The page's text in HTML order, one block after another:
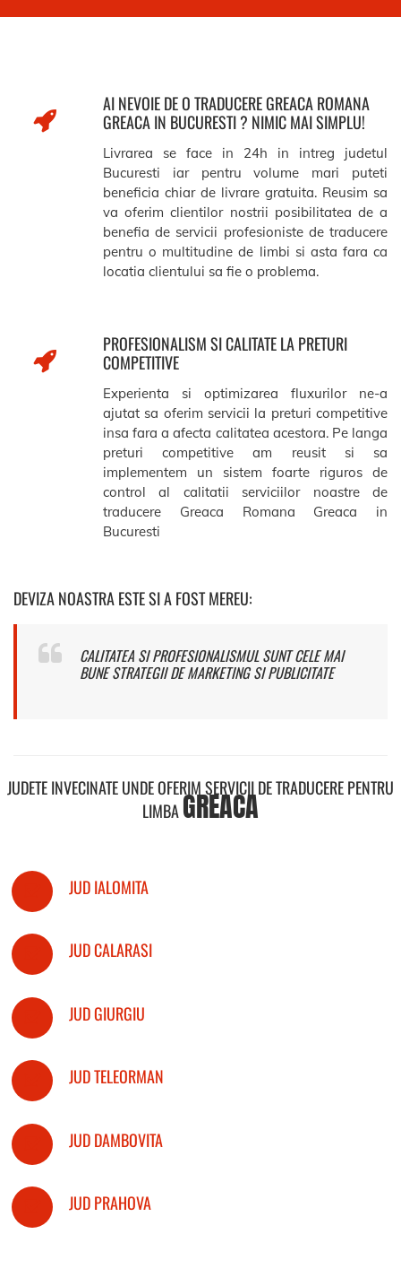
AI NEVOIE DE O TRADUCERE GREACA ROMANA
GREACA IN BUCURESTI ? NIMIC MAI SIMPLU!
Livrarea se face in 24h in intreg judetul
Bucuresti iar pentru volume mari puteti
beneficia chiar de livrare gratuita. Reusim sa
va oferim clientilor nostrii posibilitatea de a
benefia de servicii profesioniste de traducere
pentru o multitudine de limbi si asta fara ca
locatia clientului sa fie o problema.
PROFESIONALISM SI CALITATE LA PRETURI
COMPETITIVE
Experienta si optimizarea fluxurilor ne-a
ajutat sa oferim servicii la preturi competitive
insa fara a afecta calitatea acestora. Pe langa
preturi competitive am reusit si sa
implementem un sistem foarte riguros de
control al calitatii serviciilor noastre de
traducere Greaca Romana Greaca in
Bucuresti
DEVIZA NOASTRA ESTE SI A FOST MEREU:
CALITATEA SI PROFESIONALISMUL SUNT CELE MAI
BUNE STRATEGII DE MARKETING SI PUBLICITATE
JUDETE INVECINATE UNDE OFERIM SERVICII DE TRADUCERE PENTRU
LIMBAGREACA
JUD IALOMITA
JUD CALARASI
JUD GIURGIU
JUD TELEORMAN
JUD DAMBOVITA
JUD PRAHOVA